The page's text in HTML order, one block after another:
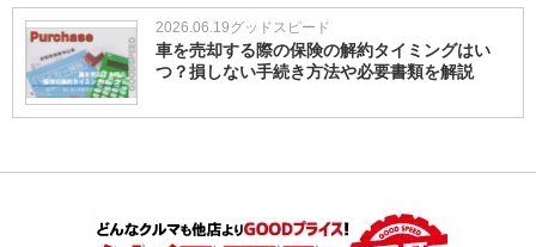
2026.06.19グッドスピード
車を売却する際の保険の解約タイミングはい
つ？損しない手続き方法や必要書類を解説